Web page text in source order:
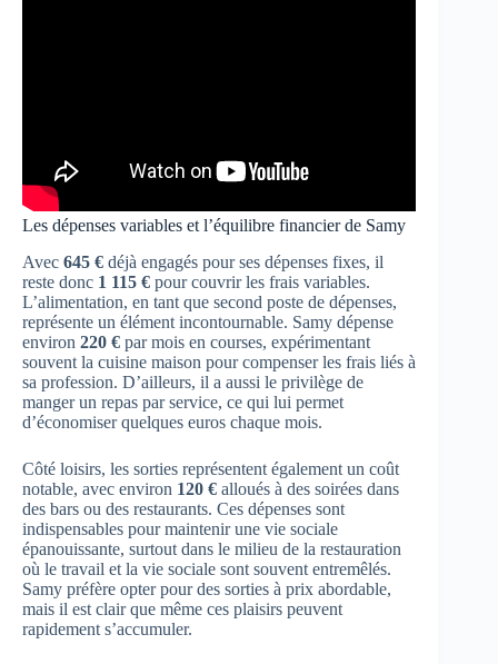
Les dépenses variables et l’équilibre financier de Samy
Avec 645 € déjà engagés pour ses dépenses fixes, il
reste donc 1 115 € pour couvrir les frais variables.
L’alimentation, en tant que second poste de dépenses,
représente un élément incontournable. Samy dépense
environ 220 € par mois en courses, expérimentant
souvent la cuisine maison pour compenser les frais liés à
sa profession. D’ailleurs, il a aussi le privilège de
manger un repas par service, ce qui lui permet
d’économiser quelques euros chaque mois.
Côté loisirs, les sorties représentent également un coût
notable, avec environ 120 € alloués à des soirées dans
des bars ou des restaurants. Ces dépenses sont
indispensables pour maintenir une vie sociale
épanouissante, surtout dans le milieu de la restauration
où le travail et la vie sociale sont souvent entremêlés.
Samy préfère opter pour des sorties à prix abordable,
mais il est clair que même ces plaisirs peuvent
rapidement s’accumuler.